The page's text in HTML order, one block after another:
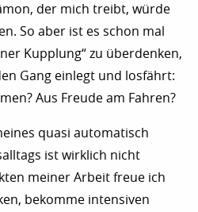
der mich treibt, würde
So aber ist es schon mal
Kupplung“ zu überdenken,
Gang einlegt und losfährt:
Aus Freude am Fahren?
quasi automatisch
ist wirklich nicht
meiner Arbeit freue ich
bekomme intensiven